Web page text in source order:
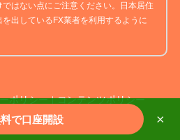
はない点にご注意ください。日本居住
出しているFX業者を利用するように
ポリシー｜コンテンツポリシー
で口座開設 ×